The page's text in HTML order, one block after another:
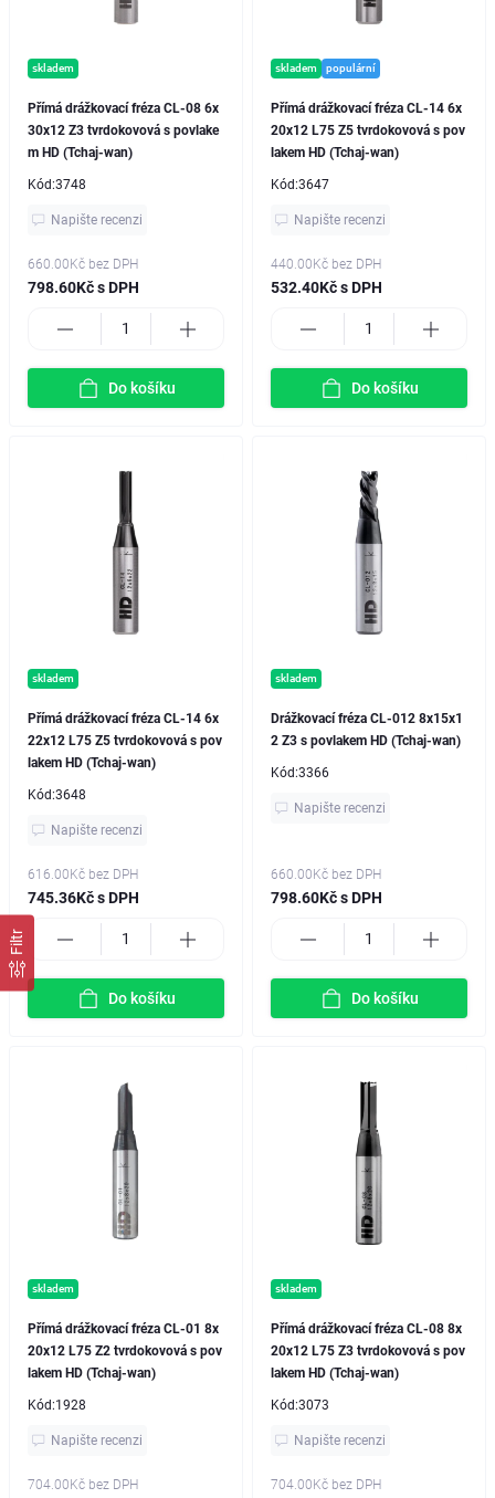
Filtr
skladem
Přímá drážkovací fréza CL-08 6x
30x12 Z3 tvrdokovová s povlake
m HD (Tchaj-wan)
Kód:3748
Napište recenzi
660.00Kč bez DPH
798.60Kč s DPH
Do košíku
skladem populární
Přímá drážkovací fréza CL-14 6x
20x12 L75 Z5 tvrdokovová s pov
lakem HD (Tchaj-wan)
Kód:3647
Napište recenzi
440.00Kč bez DPH
532.40Kč s DPH
Do košíku
skladem
Přímá drážkovací fréza CL-14 6x
22x12 L75 Z5 tvrdokovová s pov
lakem HD (Tchaj-wan)
Kód:3648
Napište recenzi
616.00Kč bez DPH
745.36Kč s DPH
Do košíku
skladem
Drážkovací fréza CL-012 8x15x1
2 Z3 s povlakem HD (Tchaj-wan)
Kód:3366
Napište recenzi
660.00Kč bez DPH
798.60Kč s DPH
Do košíku
skladem
Přímá drážkovací fréza CL-01 8x
20x12 L75 Z2 tvrdokovová s pov
lakem HD (Tchaj-wan)
Kód:1928
Napište recenzi
704.00Kč bez DPH
skladem
Přímá drážkovací fréza CL-08 8x
20x12 L75 Z3 tvrdokovová s pov
lakem HD (Tchaj-wan)
Kód:3073
Napište recenzi
704.00Kč bez DPH